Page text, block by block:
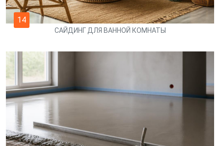
14
САЙДИНГ ДЛЯ ВАННОЙ КОМНАТЫ